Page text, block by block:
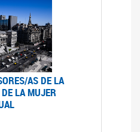
AS DE LA
LA MUJER